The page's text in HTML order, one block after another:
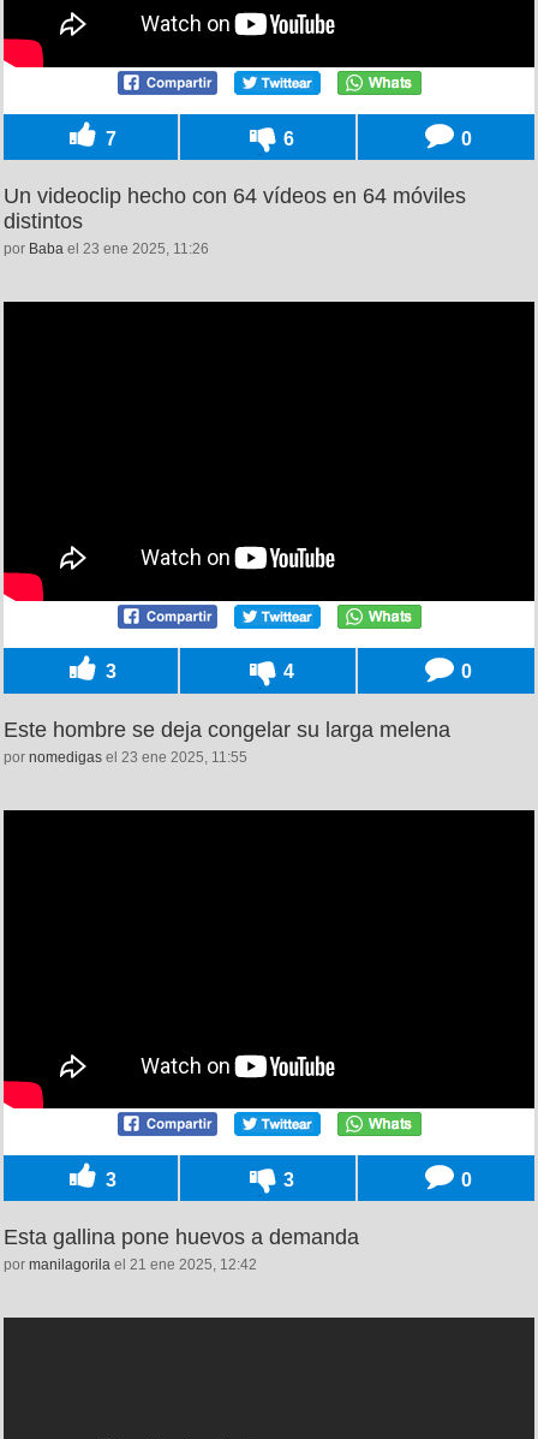
7 6 0
Un videoclip hecho con 64 vídeos en 64 móviles
distintos
por Baba el 23 ene 2025, 11:26
3 4 0
Este hombre se deja congelar su larga melena
por nomedigas el 23 ene 2025, 11:55
3 3 0
Esta gallina pone huevos a demanda
por manilagorila el 21 ene 2025, 12:42